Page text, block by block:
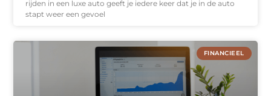
rijden in een luxe auto geeft je iedere keer dat je in de auto
stapt weer een gevoel
FINANCIEEL